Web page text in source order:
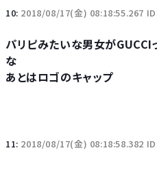
10: 2018/08/17(金) 08:18:55.267
パリピみたいな男女がGUCCI
な
あとはロゴのキャップ
11: 2018/08/17(金) 08:18:58.382